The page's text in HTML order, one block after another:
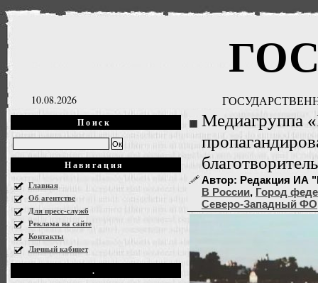
10.08.2026
Поиск
Навигация
Главная
Об агентстве
Для пресс-служб
Реклама на сайте
Контакты
Личный кабинет
.
Медиагруппа
Автор: Редакция ИА
В России, Город
Северо-Западный ФО